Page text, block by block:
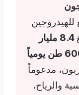
للهيدروجين
8.4 مليار
يومياً
مدعوماً
والرياح.